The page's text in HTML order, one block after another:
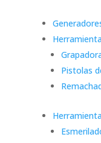
Pistolas